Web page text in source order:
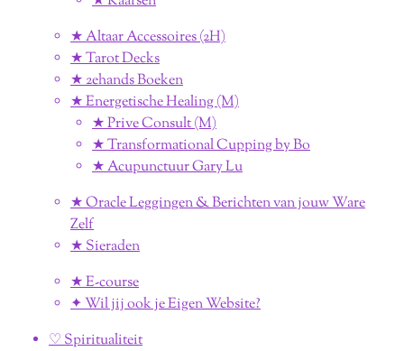
★ Altaar Accessoires (2H)
★ Tarot Decks
★ 2ehands Boeken
★ Energetische Healing (M)
★ Prive Consult (M)
★ Transformational Cupping by Bo
★ Acupunctuur Gary Lu
★ Oracle Leggingen & Berichten van jouw Ware
Zelf
★ Sieraden
★ E-course
✦ Wil jij ook je Eigen Website?
♡ Spiritualiteit